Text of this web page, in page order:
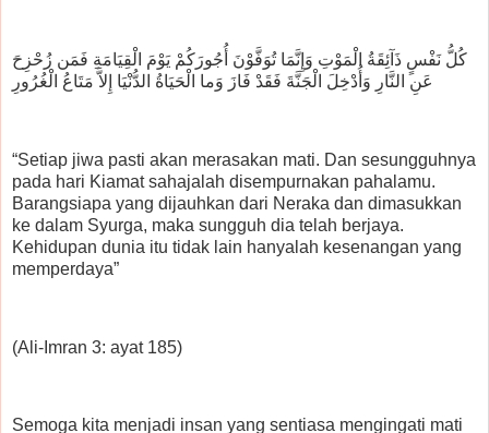
كُلُّ نَفْسٍ ذَآئِقَةُ الْمَوْتِ وَإِنَّمَا تُوَفَّوْنَ أُجُورَكُمْ يَوْمَ الْقِيَامَةِ فَمَن زُحْزِحَ
عَنِ النَّارِ وَأُدْخِلَ الْجَنَّةَ فَقَدْ فَازَ وَما الْحَيَاةُ الدُّنْيَا إِلاَّ مَتَاعُ الْغُرُورِ
“Setiap jiwa pasti akan merasakan mati. Dan sesungguhnya
pada hari Kiamat sahajalah disempurnakan pahalamu.
Barangsiapa yang dijauhkan dari Neraka dan dimasukkan
ke dalam Syurga, maka sungguh dia telah berjaya.
Kehidupan dunia itu tidak lain hanyalah kesenangan yang
memperdaya”
(Ali-Imran 3: ayat 185)
Semoga kita menjadi insan yang sentiasa mengingati mati